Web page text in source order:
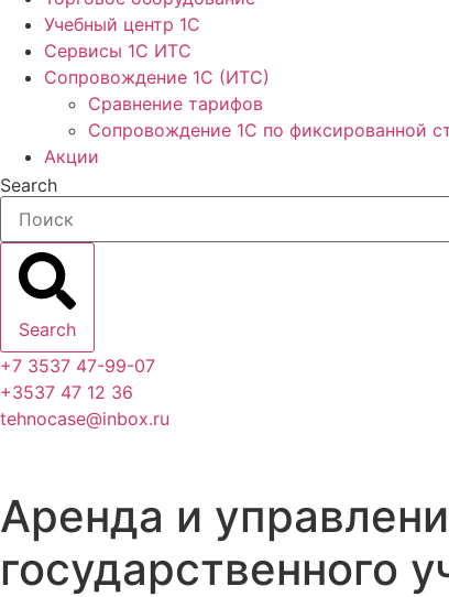
Учебный центр 1C
Сервисы 1C ИТС
Сопровождение 1С (ИТС)
Сравнение тарифов
Сопровождение 1С по фиксированной
Акции
Search
Search
+7 3537 47-99-07
+3537 47 12 36
tehnocase@inbox.ru
Аренда и
государственного